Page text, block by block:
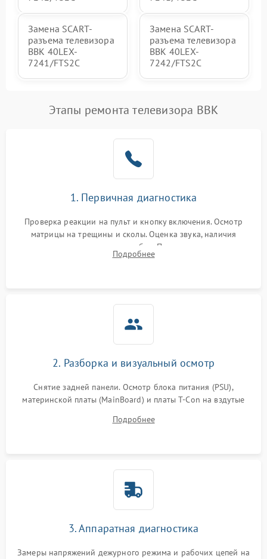
Замена SCART-
разъема телевизора
BBK 40LEX-
7241/FTS2C
Замена SCART-
разъема телевизора
BBK 40LEX-
7242/FTS2C
Этапы ремонта телевизора BBK
1. Первичная диагностика
Проверка реакции на пульт и кнопку включения. Осмотр
матрицы на трещины и сколы. Оценка звука, наличия
подсветки и индикаторов ошибок. Подключение тестовых
источников сигнала для выявления симптомов поломки.
Подробнее
2. Разборка и визуальный осмотр
Снятие задней панели. Осмотр блока питания (PSU),
материнской платы (MainBoard) и платы T-Con на вздутые
Проверка надежности фиксации и целостности шлейфов.
Подробнее
3. Аппаратная диагностика
Замеры напряжений дежурного режима и рабочих цепей на